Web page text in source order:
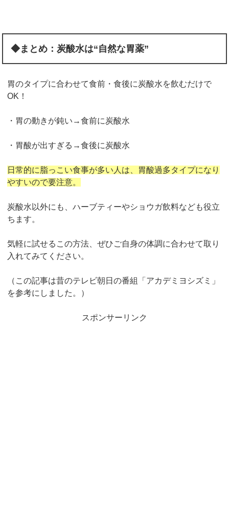
◆まとめ：炭酸水は“自然な胃薬”
胃のタイプに合わせて食前・食後に炭酸水を飲むだけで
OK！
・胃の動きが鈍い→食前に炭酸水
・胃酸が出すぎる→食後に炭酸水
日常的に脂っこい食事が多い人は、胃酸過多タイプになり
やすいので要注意。
炭酸水以外にも、ハーブティーやショウガ飲料なども役立
ちます。
気軽に試せるこの方法、ぜひご自身の体調に合わせて取り
入れてみてください。
（この記事は昔のテレビ朝日の番組「アカデミヨシズミ」
を参考にしました。）
スポンサーリンク